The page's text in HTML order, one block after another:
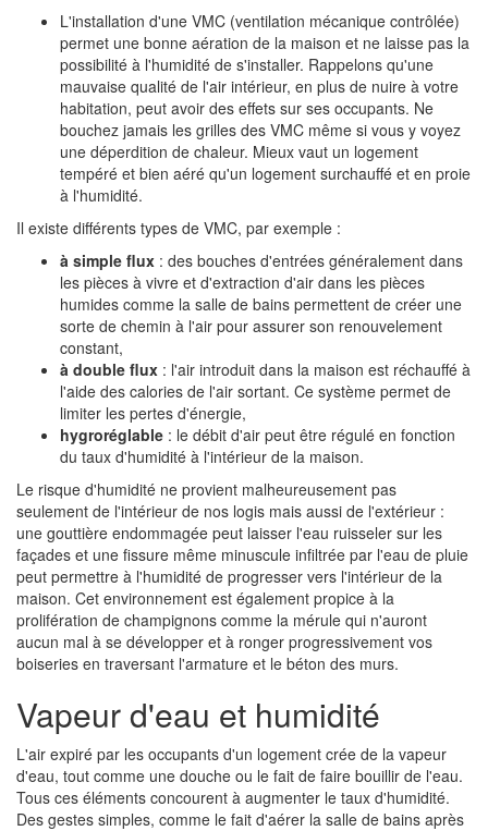
L'installation d'une VMC (ventilation mécanique contrôlée)
permet une bonne aération de la maison et ne laisse pas la
possibilité à l'humidité de s'installer. Rappelons qu'une
mauvaise qualité de l'air intérieur, en plus de nuire à votre
habitation, peut avoir des effets sur ses occupants. Ne
bouchez jamais les grilles des VMC même si vous y voyez
une déperdition de chaleur. Mieux vaut un logement
tempéré et bien aéré qu'un logement surchauffé et en proie
à l'humidité.
Il existe différents types de VMC, par exemple :
à simple flux : des bouches d'entrées généralement dans
les pièces à vivre et d'extraction d'air dans les pièces
humides comme la salle de bains permettent de créer une
sorte de chemin à l'air pour assurer son renouvelement
constant,
à double flux : l'air introduit dans la maison est réchauffé à
l'aide des calories de l'air sortant. Ce système permet de
limiter les pertes d'énergie,
hygroréglable : le débit d'air peut être régulé en fonction
du taux d'humidité à l'intérieur de la maison.
Le risque d'humidité ne provient malheureusement pas
seulement de l'intérieur de nos logis mais aussi de l'extérieur :
une gouttière endommagée peut laisser l'eau ruisseler sur les
façades et une fissure même minuscule infiltrée par l'eau de pluie
peut permettre à l'humidité de progresser vers l'intérieur de la
maison. Cet environnement est également propice à la
prolifération de champignons comme la mérule qui n'auront
aucun mal à se développer et à ronger progressivement vos
boiseries en traversant l'armature et le béton des murs.
Vapeur d'eau et humidité
L'air expiré par les occupants d'un logement crée de la vapeur
d'eau, tout comme une douche ou le fait de faire bouillir de l'eau.
Tous ces éléments concourent à augmenter le taux d'humidité.
Des gestes simples, comme le fait d'aérer la salle de bains après